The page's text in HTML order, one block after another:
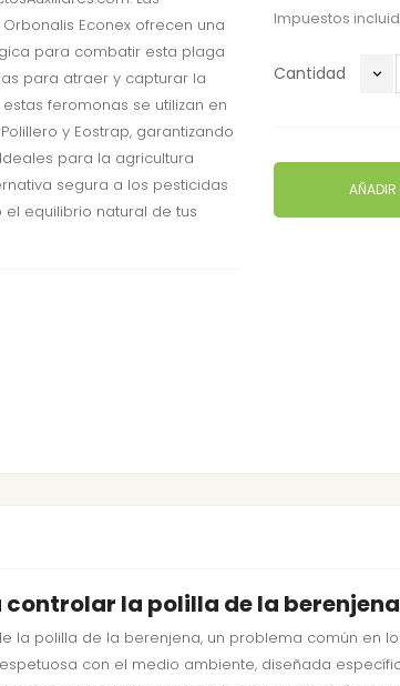
Impuestos
Cantidad
Econex ofrecen una
para combatir esta plaga
para atraer y capturar la
feromonas se utilizan en
y Eostrap, garantizando
para la agricultura
segura a los pesticidas
equilibrio natural de tus
la polilla de la
la polilla de la berenjena, un problema común en
con el medio ambiente, diseñada